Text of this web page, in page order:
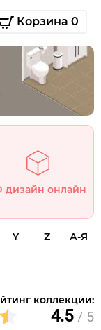
Корзина 0
дизайн онлайн
Y Z А-Я
коллекции:
4.5 / 5